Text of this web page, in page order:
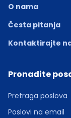
O nama
Česta pitanja
Kontaktirajte
Pronađite
Pretraga poslova
Poslovi na email